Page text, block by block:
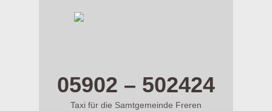
05902 – 502424
Taxi für die Samtgemeinde Freren